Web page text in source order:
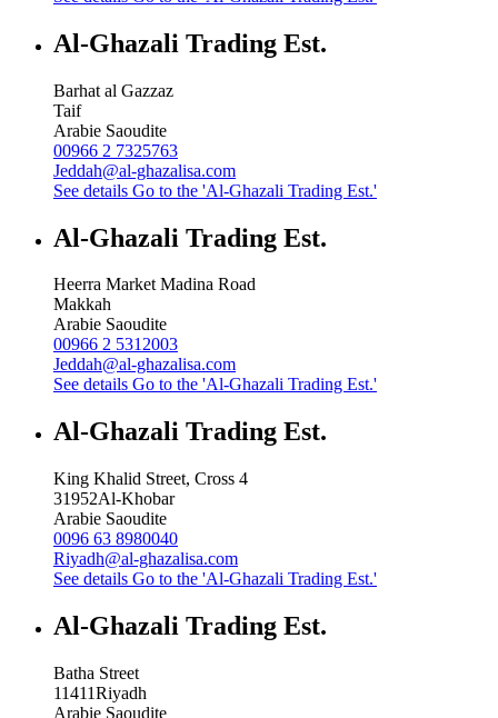
Al-Ghazali Trading Est.
Barhat al Gazzaz
Taif
Arabie Saoudite
00966 2 7325763
Jeddah@al-ghazalisa.com
See details Go to the 'Al-Ghazali Trading Est.'
Al-Ghazali Trading Est.
Heerra Market Madina Road
Makkah
Arabie Saoudite
00966 2 5312003
Jeddah@al-ghazalisa.com
See details Go to the 'Al-Ghazali Trading Est.'
Al-Ghazali Trading Est.
King Khalid Street, Cross 4
31952Al-Khobar
Arabie Saoudite
0096 63 8980040
Riyadh@al-ghazalisa.com
See details Go to the 'Al-Ghazali Trading Est.'
Al-Ghazali Trading Est.
Batha Street
11411Riyadh
Arabie Saoudite